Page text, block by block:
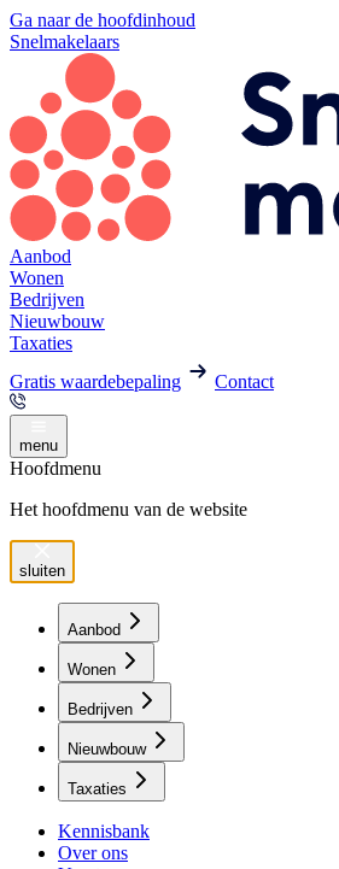
Ga naar de hoofdinhoud
Snelmakelaars
Aanbod
Wonen
Bedrijven
Nieuwbouw
Taxaties
Gratis waardebepaling
Contact
menu
Hoofdmenu
Het hoofdmenu van de website
sluiten
Aanbod
Wonen
Bedrijven
Nieuwbouw
Taxaties
Kennisbank
Over ons